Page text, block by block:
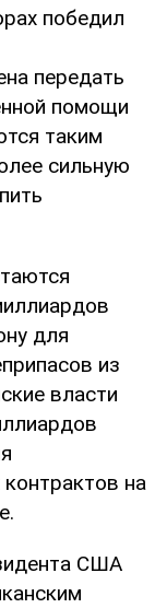
победил
передать
помощи
таким
сильную
для
из
власти
на
США